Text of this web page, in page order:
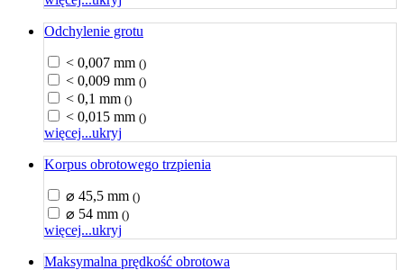
Odchylenie grotu
< 0,007 mm ()
< 0,009 mm ()
< 0,1 mm ()
< 0,015 mm ()
więcej...ukryj
Korpus obrotowego trzpienia
⌀ 45,5 mm ()
⌀ 54 mm ()
więcej...ukryj
Maksymalna prędkość obrotowa